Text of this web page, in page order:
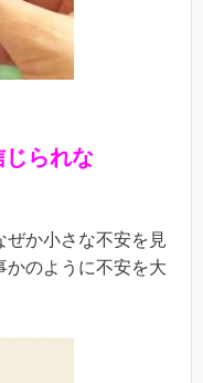
られな
ぜか小さな不安を見
かのように不安を大